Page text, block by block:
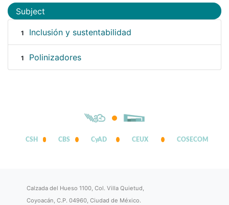
Subject
1 Inclusión y sustentabilidad
1 Polinizadores
CSH CBS CyAD CEUX COSECOM
Calzada del Hueso 1100, Col. Villa Quietud,
Coyoacán, C.P. 04960, Ciudad de México.